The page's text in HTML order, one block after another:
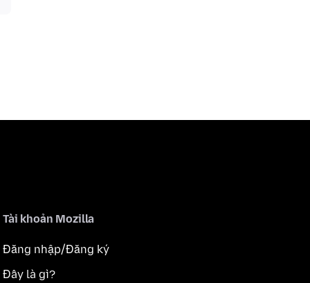
Tài khoản Mozilla
Đăng nhập/Đăng ký
Đây là gì?